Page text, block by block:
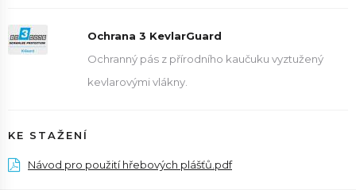
Ochrana 3 KevlarGuard
Ochranný pás z přírodního kaučuku vyztužený
kevlarovými vlákny.
KE STAŽENÍ
Návod pro použití hřebových plášťů.pdf